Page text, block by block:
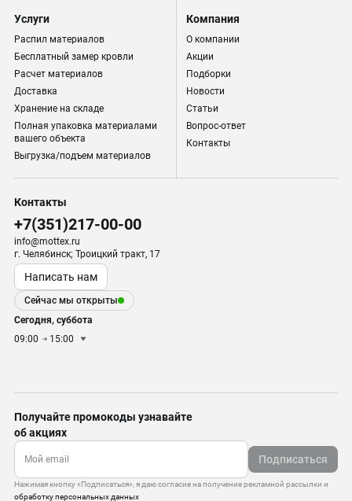
Услуги
Распил материалов
Бесплатный замер кровли
Расчет материалов
Доставка
Хранение на складе
Полная упаковка материалами
вашего объекта
Выгрузка/подъем материалов
Компания
О компании
Акции
Подборки
Новости
Статьи
Вопрос-ответ
Контакты
Контакты
+7(351)217-00-00
info@mottex.ru
г. Челябинск; Троицкий тракт, 17
Написать нам
Сейчас мы открыты
Сегодня, суббота
09:00
15:00
Получайте промокоды узнавайте
об акциях
Подписаться
Нажимая кнопку «Подписаться», я даю согласие на получение рекламной рассылки и
обработку персональных данных